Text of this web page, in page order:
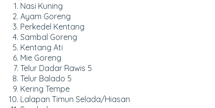
Nasi Kuning
Ayam Goreng
Perkedel Kentang
Sambal Goreng
Kentang Ati
Mie Goreng
Telur Dadar Rawis 5
Telur Balado 5
Kering Tempe
Lalapan Timun Selada/Hiasan